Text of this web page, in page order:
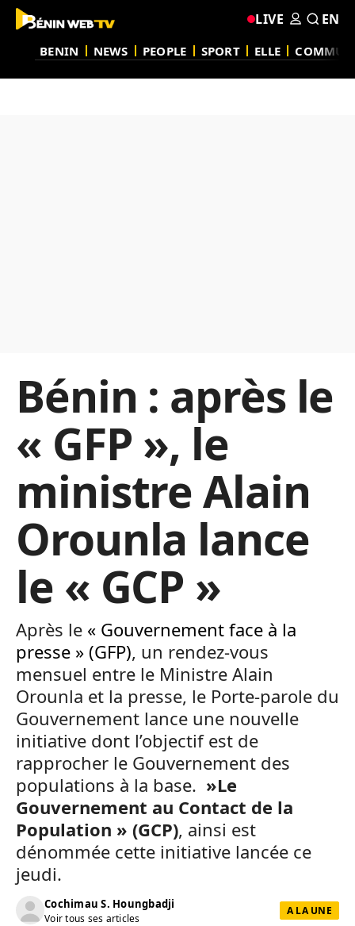
BENIN NEWS PEOPLE SPORT ELLE
LIVE EN
Bénin : après le
« GFP », le
ministre Alain
Orounla lance
le « GCP »
Après le « Gouvernement face à la
presse » (GFP), un rendez-vous
mensuel entre le Ministre Alain
Orounla et la presse, le Porte-parole du
Gouvernement lance une nouvelle
initiative dont l’objectif est de
rapprocher le Gouvernement des
populations à la base. »Le
Gouvernement au Contact de la
Population » (GCP), ainsi est
dénommée cette initiative lancée ce
jeudi.
Cochimau S. Houngbadji
Voir tous ses articles
A LA UNE